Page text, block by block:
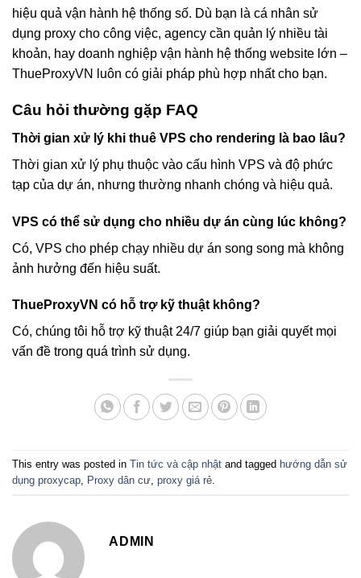
hiệu quả vận hành hệ thống số. Dù bạn là cá nhân sử
dụng proxy cho công việc, agency cần quản lý nhiều tài
khoản, hay doanh nghiệp vận hành hệ thống website lớn –
ThueProxyVN luôn có giải pháp phù hợp nhất cho bạn.
Câu hỏi thường gặp FAQ
Thời gian xử lý khi thuê VPS cho rendering là bao lâu?
Thời gian xử lý phụ thuộc vào cấu hình VPS và độ phức
tạp của dự án, nhưng thường nhanh chóng và hiệu quả.
VPS có thể sử dụng cho nhiều dự án cùng lúc không?
Có, VPS cho phép chạy nhiều dự án song song mà không
ảnh hưởng đến hiệu suất.
ThueProxyVN có hỗ trợ kỹ thuật không?
Có, chúng tôi hỗ trợ kỹ thuật 24/7 giúp bạn giải quyết mọi
vấn đề trong quá trình sử dụng.
This entry was posted in Tin tức và cập nhật and tagged hướng dẫn sử
dụng proxycap Proxy dân cư proxy giá rẻ
ADMIN